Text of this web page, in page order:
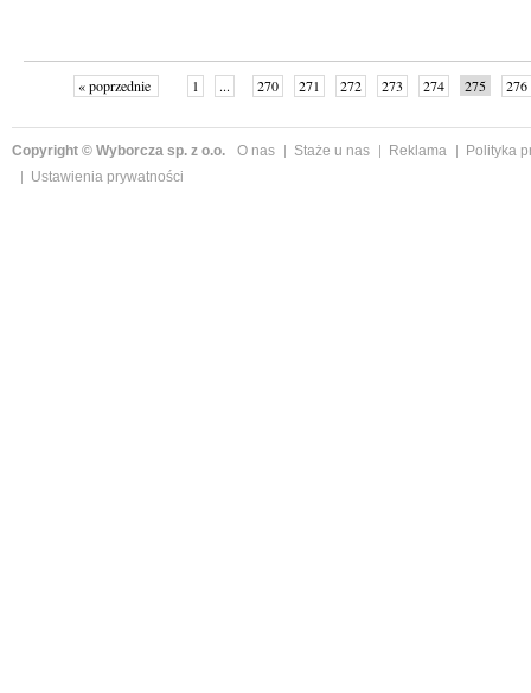
« poprzednie 1 ... 270 271 272 273 274 275 276
Copyright © Wyborcza sp. z o.o. O nas Staże u nas Reklama
Polityka
Ustawienia prywatności